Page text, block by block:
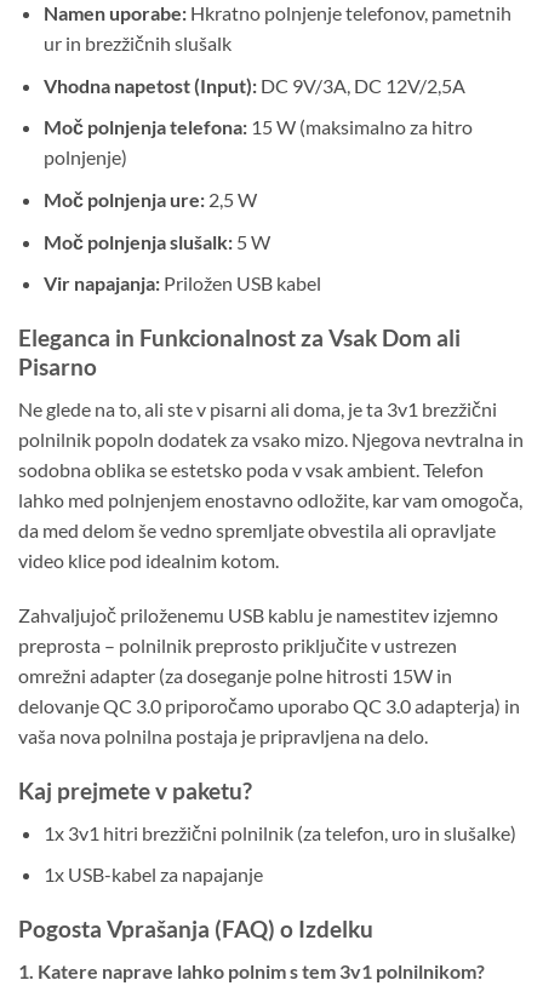
Namen uporabe:Hkratno polnjenje telefonov, pametnih
ur in brezžičnih slušalk
Vhodna napetost (Input):DC 9V/3A, DC 12V/2,5A
Moč polnjenja telefona:15 W (maksimalno za hitro
polnjenje)
Moč polnjenja ure:2,5 W
Moč polnjenja slušalk:5 W
Vir napajanja:Priložen USB kabel
Eleganca in Funkcionalnost za Vsak Dom ali
Pisarno
Ne glede na to, ali ste v pisarni ali doma, je ta 3v1 brezžični
polnilnik popoln dodatek za vsako mizo. Njegova nevtralna in
sodobna oblika se estetsko poda v vsak ambient. Telefon
lahko med polnjenjem enostavno odložite, kar vam omogoča,
da med delom še vedno spremljate obvestila ali opravljate
video klice pod idealnim kotom.
Zahvaljujoč priloženemu USB kablu je namestitev izjemno
preprosta – polnilnik preprosto priključite v ustrezen
omrežni adapter (za doseganje polne hitrosti 15W in
delovanje QC 3.0 priporočamo uporabo QC 3.0 adapterja) in
vaša nova polnilna postaja je pripravljena na delo.
Kaj prejmete v paketu?
1x 3v1 hitri brezžični polnilnik (za telefon, uro in slušalke)
1x USB-kabel za napajanje
Pogosta Vprašanja (FAQ) o Izdelku
1. Katere naprave lahko polnim s tem 3v1 polnilnikom?